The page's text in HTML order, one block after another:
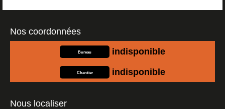
Nos coordonnées
Bureau indisponible
Chantier indisponible
Nous localiser